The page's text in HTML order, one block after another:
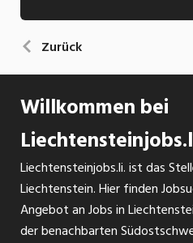
Zurück
Willkommen bei
Liechtensteinjobs.li. ist das
Liechtenstein. Hier finden
Angebot an Jobs in
der benachbarten